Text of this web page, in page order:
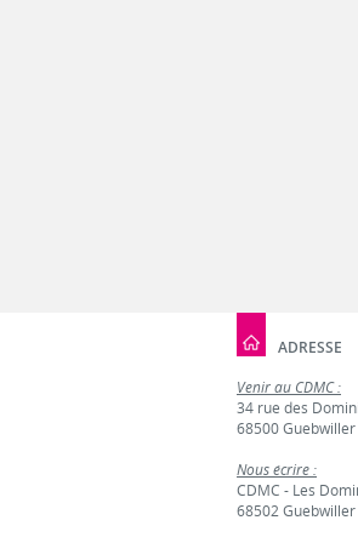
ADRESSE
Venir au CDMC :
34 rue des
68500 Guebwiller
Nous écrire :
CDMC - Les
68502